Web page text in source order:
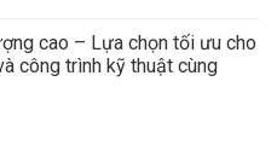
cao – Lựa chọn tối ưu cho
công trình kỹ thuật cùng